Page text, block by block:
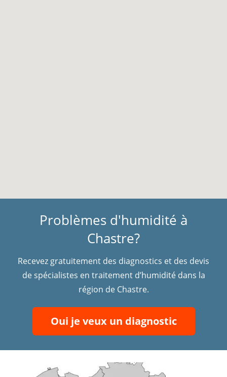
Problèmes d'humidité à
Chastre?
Recevez gratuitement des diagnostics et des devis
de spécialistes en traitement d’humidité dans la
région de Chastre.
Oui je veux un diagnostic